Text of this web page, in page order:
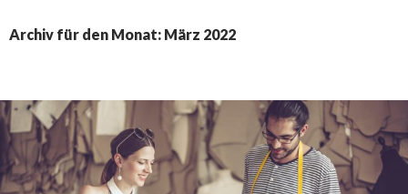
Archiv für den Monat: März 2022